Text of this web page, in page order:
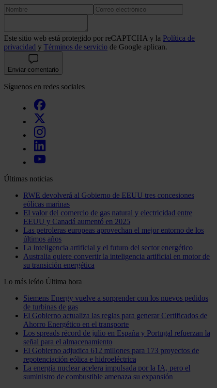
Este sitio web está protegido por reCAPTCHA y la Política de
privacidad y Términos de servicio de Google aplican.
Enviar comentario
Síguenos en redes sociales
Últimas noticias
RWE devolverá al Gobierno de EEUU tres concesiones
eólicas marinas
El valor del comercio de gas natural y electricidad entre
EEUU y Canadá aumentó en 2025
Las petroleras europeas aprovechan el mejor entorno de los
últimos años
La inteligencia artificial y el futuro del sector energético
Australia quiere convertir la inteligencia artificial en motor de
su transición energética
Lo más leído Última hora
Siemens Energy vuelve a sorprender con los nuevos pedidos
de turbinas de gas
El Gobierno actualiza las reglas para generar Certificados de
Ahorro Energético en el transporte
Los spreads récord de julio en España y Portugal refuerzan la
señal para el almacenamiento
El Gobierno adjudica 612 millones para 173 proyectos de
repotenciación eólica e hidroeléctrica
La energía nuclear acelera impulsada por la IA, pero el
suministro de combustible amenaza su expansión